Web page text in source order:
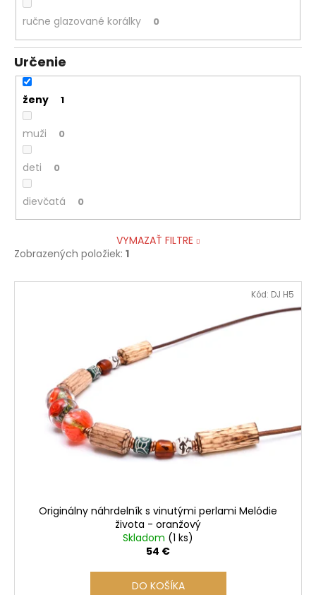
ručne glazované korálky 0
Určenie
ženy 1
muži 0
deti 0
dievčatá 0
VYMAZAŤ FILTRE
Zobrazených položiek: 1
V
Originálny náhrdelník s vinutými perlami Melódie
života - oranžový
Skladom (1 ks)
54 €
DO KOŠÍKA
Kód: DJ H5